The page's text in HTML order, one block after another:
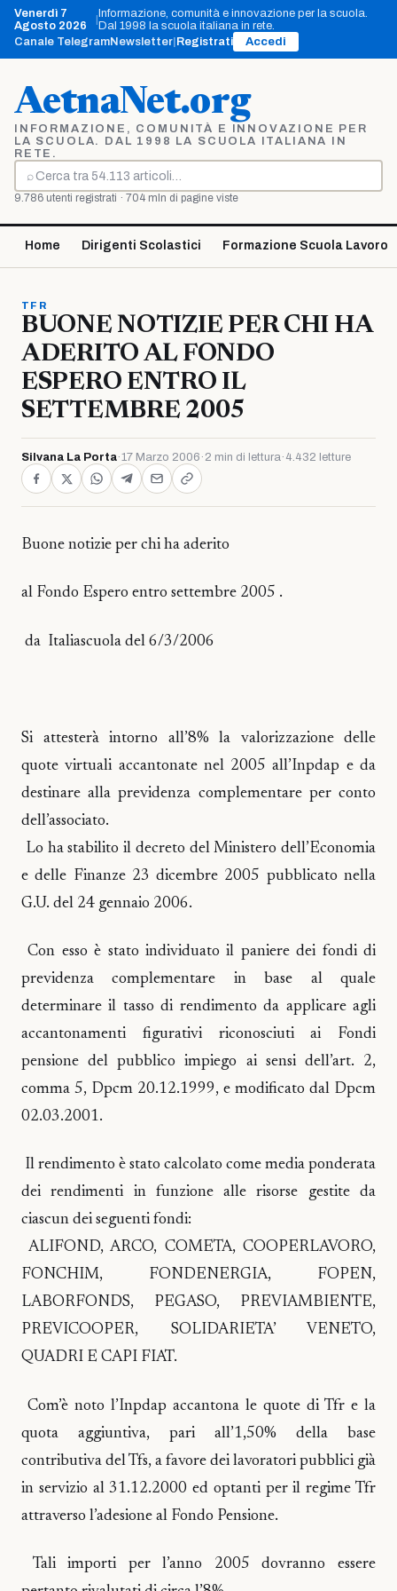
Vai
contenuto
Venerdì 7
Agosto 2026
Informazione, comunità e innovazione per la scuola.
Dal 1998 la scuola italiana in rete.
Canale TelegramNewsletter Registrati Accedi
AetnaNet.org
INFORMAZIONE, COMUNITÀ E INNOVAZIONE PER
LA SCUOLA. DAL 1998 LA SCUOLA ITALIANA IN
RETE.
⌕
Cerca
9.786 utenti registrati · 704 mln di pagine viste
Home Dirigenti Scolastici Formazione Scuola Lavoro
TFR
BUONE NOTIZIE PER CHI HA
ADERITO AL FONDO
ESPERO ENTRO IL
SETTEMBRE 2005
Silvana La Porta·17 Marzo 2006 · 2 min di lettura· 4.432 letture
Buone notizie per chi ha aderito
al Fondo Espero entro settembre 2005 .
da Italiascuola del 6/3/2006
Si attesterà intorno all’8% la valorizzazione delle
quote virtuali accantonate nel 2005 all’Inpdap e da
destinare alla previdenza complementare per conto
dell’associato.
Lo ha stabilito il decreto del Ministero dell’Economia
e delle Finanze 23 dicembre 2005 pubblicato nella
G.U. del 24 gennaio 2006.
Con esso è stato individuato il paniere dei fondi di
previdenza complementare in base al quale
determinare il tasso di rendimento da applicare agli
accantonamenti figurativi riconosciuti ai Fondi
pensione del pubblico impiego ai sensi dell’art. 2,
comma 5, Dpcm 20.12.1999, e modificato dal Dpcm
02.03.2001.
Il rendimento è stato calcolato come media ponderata
dei rendimenti in funzione alle risorse gestite da
ciascun dei seguenti fondi:
ALIFOND, ARCO, COMETA, COOPERLAVORO,
FONCHIM, FONDENERGIA, FOPEN,
LABORFONDS, PEGASO, PREVIAMBIENTE,
PREVICOOPER, SOLIDARIETA’ VENETO,
QUADRI E CAPI FIAT.
Com’è noto l’Inpdap accantona le quote di Tfr e la
quota aggiuntiva, pari all’1,50% della base
contributiva del Tfs, a favore dei lavoratori pubblici già
in servizio al 31.12.2000 ed optanti per il regime Tfr
attraverso l’adesione al Fondo Pensione.
Tali importi per l’anno 2005 dovranno essere